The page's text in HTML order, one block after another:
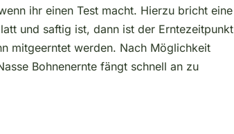
ihr einen Test macht. Hierzu bricht eine
und saftig ist, dann ist der Erntezeitpunkt
mitgeerntet werden. Nach Möglichkeit
Bohnenernte fängt schnell an zu